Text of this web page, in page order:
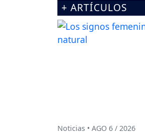
+ ARTÍCULOS
Noticias • AGO 6 / 2026